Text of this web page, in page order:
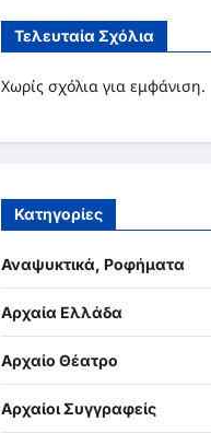
Τελευταία Σχόλια
Χωρίς σχόλια για εμφάνιση.
Κατηγορίες
Αναψυκτικά, Ροφήματα
Αρχαία Ελλάδα
Αρχαίο Θέατρο
Αρχαίοι Συγγραφείς